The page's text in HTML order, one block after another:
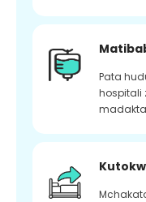
Pata
hospitali